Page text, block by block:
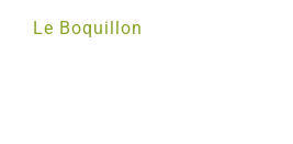
Le Boquillon